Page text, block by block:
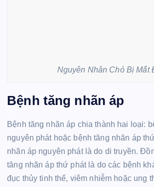
Nguyên Nhân Chó Bị Mắt
Bệnh tăng nhãn áp
Bệnh tăng nhãn áp chia thành hai loại:
nguyên phát hoặc bệnh tăng nhãn áp
nhãn áp nguyên phát là do di truyền.
tăng nhãn áp thứ phát là do các bệnh
đục thủy tinh thể, viêm nhiễm hoặc ung